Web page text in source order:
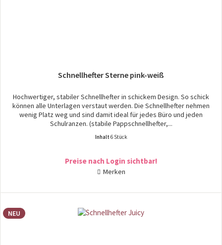
Schnellhefter Sterne pink-weiß
Hochwertiger, stabiler Schnellhefter in schickem Design. So schick
können alle Unterlagen verstaut werden. Die Schnellhefter nehmen
wenig Platz weg und sind damit ideal für jedes Büro und jeden
Schulranzen. (stabile Pappschnellhefter,...
Inhalt 6 Stück
Preise nach Login sichtbar!
Merken
NEU